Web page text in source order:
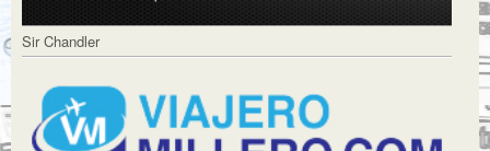
Sir Chandler